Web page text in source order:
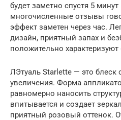
будет заметно спустя 5
многочисленные отзывы
эффект заметен через час.
дизайн, приятный запах и
положительно характеризуют
ЛЭтуаль Starlette — это блеск
увеличения. Форма
равномерно наносить
впитывается и создает
приятный розовый оттенок.